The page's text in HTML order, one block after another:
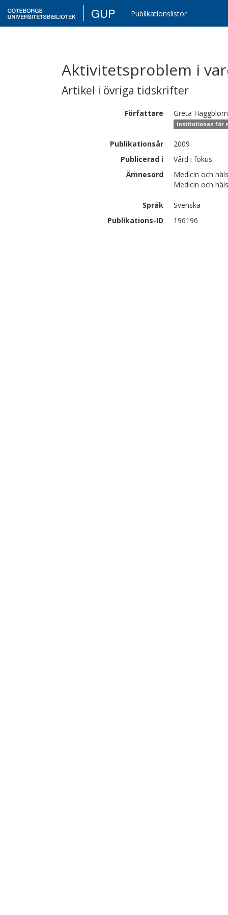
GUP Publikationslistor
Aktivitetsproblem i
Artikel i övriga tidskrifter
Författare Greta
Institutionen för
Publikationsår
2009
Publicerad i
Vård i fokus
Ämnesord
Medicin och
Medicin och
Språk
Svenska
Publikations-ID
196196